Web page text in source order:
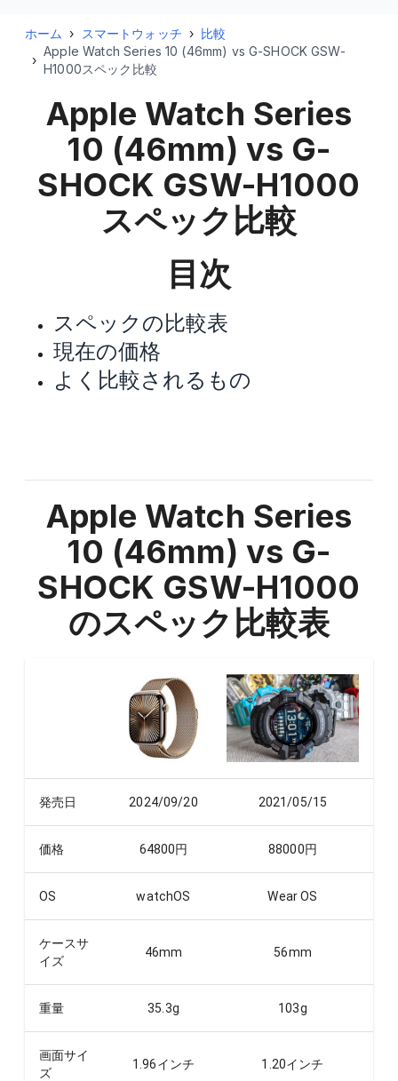
ホーム › スマートウォッチ › 比較
›
Apple Watch Series 10 (46mm) vs G-SHOCK GSW-
H1000スペック比較
Apple Watch Series
10 (46mm) vs G-
SHOCK GSW-H1000
スペック比較
目次
スペックの比較表
現在の価格
よく比較されるもの
Apple Watch Series
10 (46mm) vs G-
SHOCK GSW-H1000
のスペック比較表
発売日 2024/09/20 2021/05/15
価格 64800円 88000円
OS watchOS Wear OS
ケースサ
イズ
46mm 56mm
重量 35.3g 103g
画面サイ
ズ
1.96インチ 1.20インチ